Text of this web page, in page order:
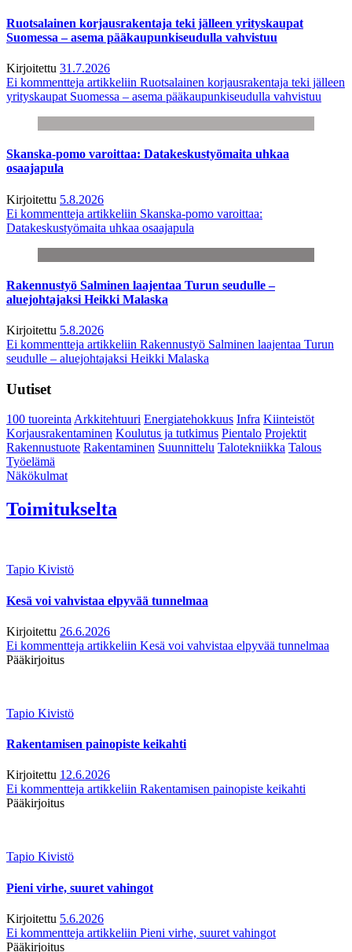
Ruotsalainen korjausrakentaja teki jälleen yrityskaupat
Suomessa – asema pääkaupunkiseudulla vahvistuu
Kirjoitettu 31.7.2026
Ei kommentteja artikkeliin Ruotsalainen korjausrakentaja teki jälleen
yrityskaupat Suomessa – asema pääkaupunkiseudulla vahvistuu
Skanska-pomo varoittaa: Datakeskustyömaita uhkaa
osaajapula
Kirjoitettu 5.8.2026
Ei kommentteja artikkeliin Skanska-pomo varoittaa:
Datakeskustyömaita uhkaa osaajapula
Rakennustyö Salminen laajentaa Turun seudulle –
aluejohtajaksi Heikki Malaska
Kirjoitettu 5.8.2026
Ei kommentteja artikkeliin Rakennustyö Salminen laajentaa Turun
seudulle – aluejohtajaksi Heikki Malaska
Uutiset
100 tuoreintaArkkitehtuuri Energiatehokkuus Infra Kiinteistöt
Korjausrakentaminen Koulutus ja tutkimus Pientalo Projektit
Rakennustuote Rakentaminen Suunnittelu Talotekniikka Talous
Työelämä
Näkökulmat
Toimitukselta
Tapio Kivistö
Kesä voi vahvistaa elpyvää tunnelmaa
Kirjoitettu 26.6.2026
Ei kommentteja artikkeliin Kesä voi vahvistaa elpyvää tunnelmaa
Pääkirjoitus
Tapio Kivistö
Rakentamisen painopiste keikahti
Kirjoitettu 12.6.2026
Ei kommentteja artikkeliin Rakentamisen painopiste keikahti
Pääkirjoitus
Tapio Kivistö
Pieni virhe, suuret vahingot
Kirjoitettu 5.6.2026
Ei kommentteja artikkeliin Pieni virhe, suuret vahingot
Pääkirjoitus